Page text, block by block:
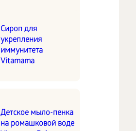
Сироп для
укрепления
иммунитета
Vitamama
Детское мыло-пенка
на ромашковой воде